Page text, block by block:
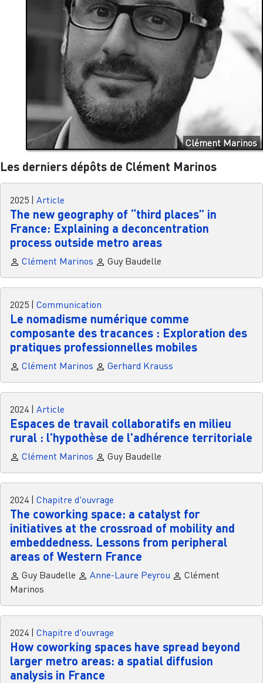
Clément Marinos
Les derniers dépôts de Clément Marinos
2025 Article
The new geography of “third places” in
France: Explaining a deconcentration
process outside metro areas
Clément Marinos Guy Baudelle
2025 Communication
Le nomadisme numérique comme
composante des tracances : Exploration des
pratiques professionnelles mobiles
Clément Marinos Gerhard Krauss
2024 Article
Espaces de travail collaboratifs en milieu
rural : l'hypothèse de l'adhérence territoriale
Clément Marinos Guy Baudelle
2024 Chapitre d'ouvrage
The coworking space: a catalyst for
initiatives at the crossroad of mobility and
embeddedness. Lessons from peripheral
areas of Western France
Guy Baudelle Anne-Laure Peyrou
Clément
Marinos
2024 Chapitre d'ouvrage
How coworking spaces have spread beyond
larger metro areas: a spatial diffusion
analysis in France